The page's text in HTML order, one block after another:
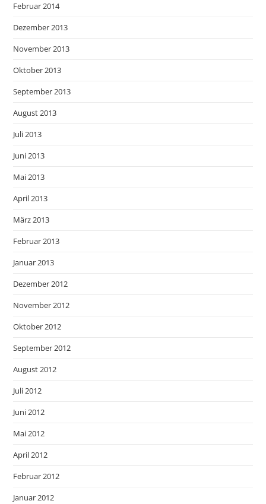
Februar 2014
Dezember 2013
November 2013
Oktober 2013
September 2013
August 2013
Juli 2013
Juni 2013
Mai 2013
April 2013
März 2013
Februar 2013
Januar 2013
Dezember 2012
November 2012
Oktober 2012
September 2012
August 2012
Juli 2012
Juni 2012
Mai 2012
April 2012
Februar 2012
Januar 2012